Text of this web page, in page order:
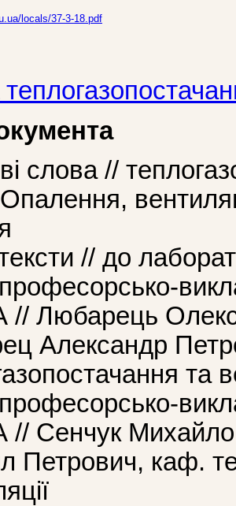
locals/37-3-18.pdf
слова //
// до
// Любарець
Александр
та
Сенчук
Петрович, каф.